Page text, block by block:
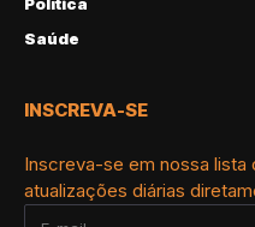
Saúde
INSCREVA-SE
Inscreva-se em nossa
atualizações diárias